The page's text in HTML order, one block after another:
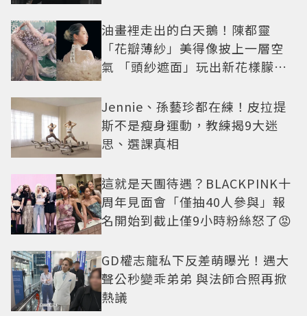
油畫裡走出的白天鵝！陳都靈
「花瓣薄紗」美得像披上一層空
氣 「頭紗遮面」玩出新花樣朦朧
Jennie、孫藝珍都在練！皮拉提
斯不是瘦身運動，教練揭9大迷
思、選課真相
這就是天團待遇？BLACKPINK十
周年見面會「僅抽40人參與」報
名開始到截止僅9小時粉絲怒了😡
GD權志龍私下反差萌曝光！遇大
聲公秒變乖弟弟 與法師合照再掀
熱議